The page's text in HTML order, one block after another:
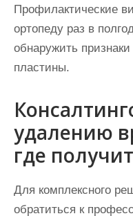
Профилактические
ортопеду раз в
обнаружить
пластины.
удалению
где
Для комплексного
обратиться к